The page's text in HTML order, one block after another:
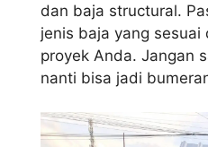
dan baja structural.
jenis baja yang sesuai
proyek Anda. Jangan
nanti bisa jadi